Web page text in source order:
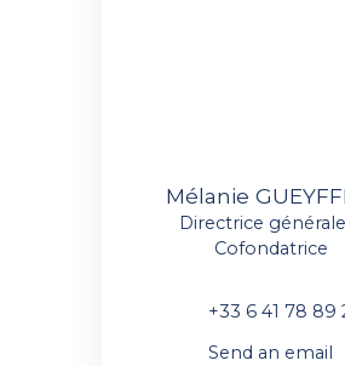
Mélanie
Directrice
Cofondatrice
+33 6 41 78 89
Send an email